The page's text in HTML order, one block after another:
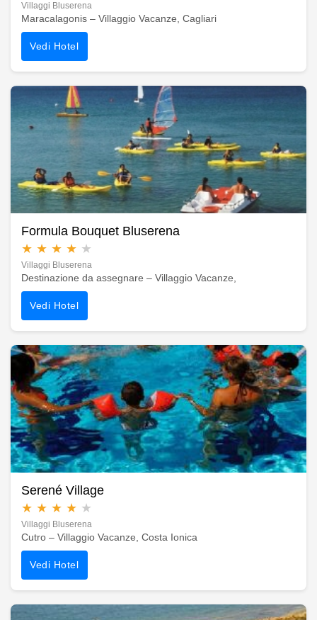
Villaggi Bluserena
Maracalagonis – Villaggio Vacanze, Cagliari
Vedi Hotel
Formula Bouquet Bluserena
★ ★ ★ ★ ★
Villaggi Bluserena
Destinazione da assegnare – Villaggio Vacanze,
Vedi Hotel
Serené Village
★ ★ ★ ★ ★
Villaggi Bluserena
Cutro – Villaggio Vacanze, Costa Ionica
Vedi Hotel